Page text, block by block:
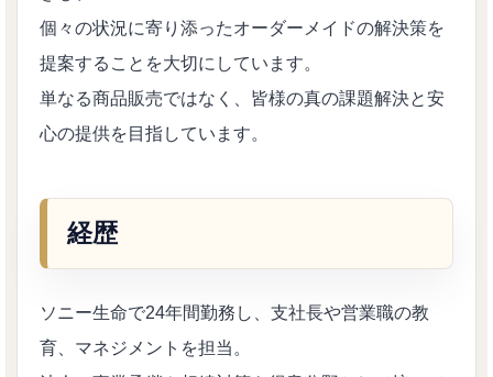
個々の状況に寄り添ったオーダーメイドの解決策を
提案することを大切にしています。
単なる商品販売ではなく、皆様の真の課題解決と安
心の提供を目指しています。
経歴
ソニー生命で24年間勤務し、支社長や営業職の教
育、マネジメントを担当。